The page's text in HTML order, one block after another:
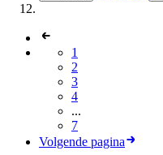
1
2
3
4
...
7
Volgende pagina